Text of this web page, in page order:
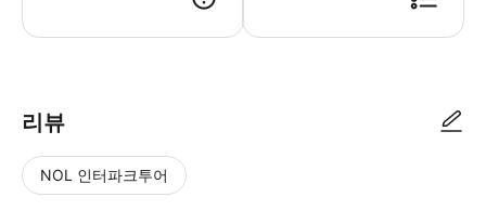
리뷰
NOL 인터파크투어